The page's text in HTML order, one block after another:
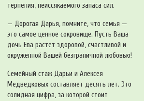
терпения, неиссякаемого запаса сил.
— Дорогая Дарья, помните, что семья —
это самое ценное сокровище. Пусть Ваша
дочь Ева растет здоровой, счастливой и
окруженной Вашей безграничной любовью!
Семейный стаж Дарьи и Алексея
Медведковых составляет десять лет. Это
солидная цифра, за которой стоит